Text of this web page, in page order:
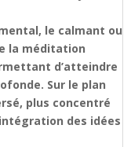
le calmant ou
la méditation
d’atteindre
Sur le plan
plus concentré
des idées